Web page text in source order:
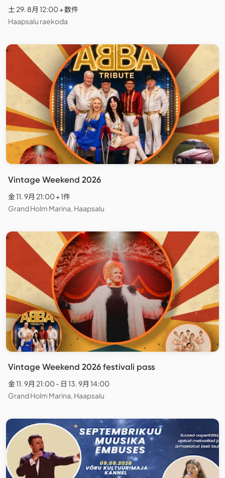
土 29. 8月 12:00 + 数件
Haapsalu raekoda
Vintage Weekend 2026
金 11. 9月 21:00 + 1件
Grand Holm Marina, Haapsalu
Vintage Weekend 2026 festivali pass
金 11. 9月 21:00 - 日 13. 9月 14:00
Grand Holm Marina, Haapsalu